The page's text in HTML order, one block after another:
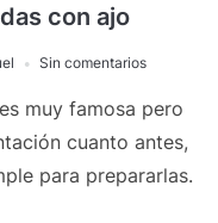
con ajo
Sin comentarios
muy famosa pero
cuanto antes,
para prepararlas.